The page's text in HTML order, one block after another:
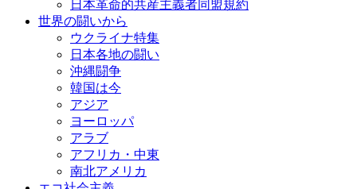
日本革命的共産主義者同盟規約
世界の闘いから
ウクライナ特集
日本各地の闘い
沖縄闘争
韓国は今
アジア
ヨーロッパ
アラブ
アフリカ・中東
南北アメリカ